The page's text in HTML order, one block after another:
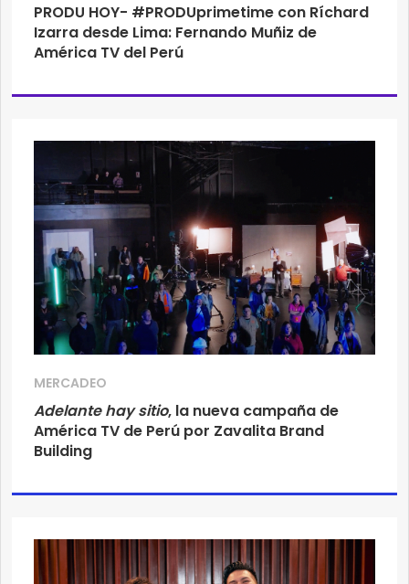
PRODU HOY- #PRODUprimetime con Ríchard
Izarra desde Lima: Fernando Muñiz de
América TV del Perú
MERCADEO
Adelante hay sitio, la nueva campaña de
América TV de Perú por Zavalita Brand
Building